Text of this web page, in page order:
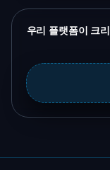
우리 플랫폼이 크